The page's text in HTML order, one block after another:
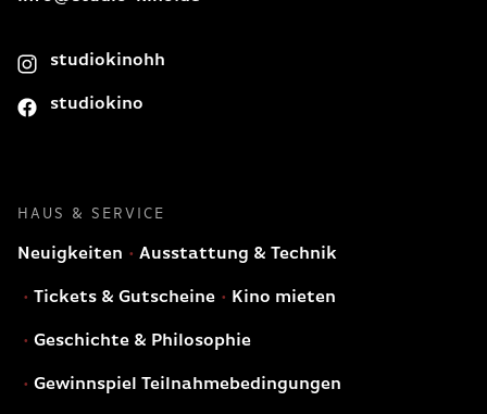
studiokinohh
studiokino
HAUS & SERVICE
Neuigkeiten Ausstattung & Technik
Tickets & Gutscheine Kino mieten
Geschichte & Philosophie
Gewinnspiel Teilnahmebedingungen